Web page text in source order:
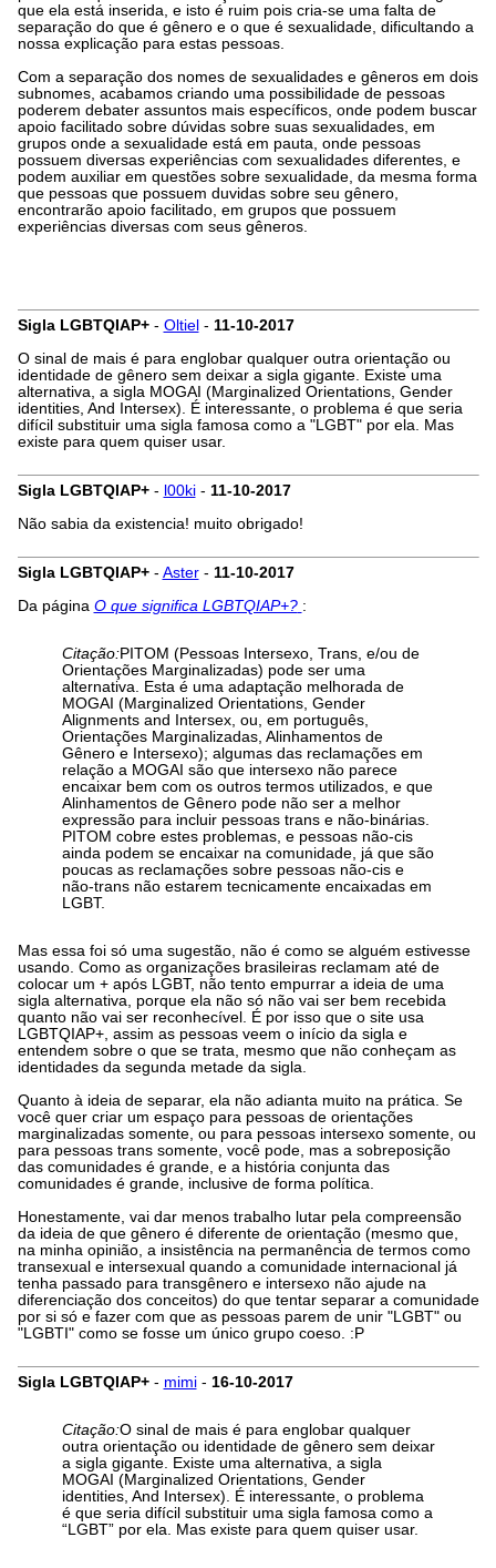
que ela está inserida, e isto é ruim pois cria-se uma falta de
separação do que é gênero e o que é sexualidade, dificultando a
nossa explicação para estas pessoas.
Com a separação dos nomes de sexualidades e gêneros em dois
subnomes, acabamos criando uma possibilidade de pessoas
poderem debater assuntos mais específicos, onde podem buscar
apoio facilitado sobre dúvidas sobre suas sexualidades, em
grupos onde a sexualidade está em pauta, onde pessoas
possuem diversas experiências com sexualidades diferentes, e
podem auxiliar em questões sobre sexualidade, da mesma forma
que pessoas que possuem duvidas sobre seu gênero,
encontrarão apoio facilitado, em grupos que possuem
experiências diversas com seus gêneros.
Sigla LGBTQIAP+- Oltiel - 11-10-2017
O sinal de mais é para englobar qualquer outra orientação ou
identidade de gênero sem deixar a sigla gigante. Existe uma
alternativa, a sigla MOGAI (Marginalized Orientations, Gender
identities, And Intersex). É interessante, o problema é que seria
difícil substituir uma sigla famosa como a "LGBT" por ela. Mas
existe para quem quiser usar.
Sigla LGBTQIAP+- l00ki- 11-10-2017
Não sabia da existencia! muito obrigado!
Sigla LGBTQIAP+- Aster- 11-10-2017
Da página O que significa LGBTQIAP+? :
Citação:PITOM (Pessoas Intersexo, Trans, e/ou de
Orientações Marginalizadas) pode ser uma
alternativa. Esta é uma adaptação melhorada de
MOGAI (Marginalized Orientations, Gender
Alignments and Intersex, ou, em português,
Orientações Marginalizadas, Alinhamentos de
Gênero e Intersexo); algumas das reclamações em
relação a MOGAI são que intersexo não parece
encaixar bem com os outros termos utilizados, e que
Alinhamentos de Gênero pode não ser a melhor
expressão para incluir pessoas trans e não-binárias.
PITOM cobre estes problemas, e pessoas não-cis
ainda podem se encaixar na comunidade, já que são
poucas as reclamações sobre pessoas não-cis e
não-trans não estarem tecnicamente encaixadas em
LGBT.
Mas essa foi só uma sugestão, não é como se alguém estivesse
usando. Como as organizações brasileiras reclamam até de
colocar um + após LGBT, não tento empurrar a ideia de uma
sigla alternativa, porque ela não só não vai ser bem recebida
quanto não vai ser reconhecível. É por isso que o site usa
LGBTQIAP+, assim as pessoas veem o início da sigla e
entendem sobre o que se trata, mesmo que não conheçam as
identidades da segunda metade da sigla.
Quanto à ideia de separar, ela não adianta muito na prática. Se
você quer criar um espaço para pessoas de orientações
marginalizadas somente, ou para pessoas intersexo somente, ou
para pessoas trans somente, você pode, mas a sobreposição
das comunidades é grande, e a história conjunta das
comunidades é grande, inclusive de forma política.
Honestamente, vai dar menos trabalho lutar pela compreensão
da ideia de que gênero é diferente de orientação (mesmo que,
na minha opinião, a insistência na permanência de termos como
transexual e intersexual quando a comunidade internacional já
tenha passado para transgênero e intersexo não ajude na
diferenciação dos conceitos) do que tentar separar a comunidade
por si só e fazer com que as pessoas parem de unir "LGBT" ou
"LGBTI" como se fosse um único grupo coeso. :P
Sigla LGBTQIAP+- mimi- 16-10-2017
Citação:O sinal de mais é para englobar qualquer
outra orientação ou identidade de gênero sem deixar
a sigla gigante. Existe uma alternativa, a sigla
MOGAI (Marginalized Orientations, Gender
identities, And Intersex). É interessante, o problema
é que seria difícil substituir uma sigla famosa como a
“LGBT” por ela. Mas existe para quem quiser usar.